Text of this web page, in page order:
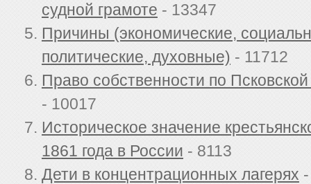
судной грамоте - 13347
Причины (экономические,
политические, духовные) - 11712
Право собственности по
- 10017
Историческое значение
1861 года в России - 8113
Дети в концентрационных лагерях